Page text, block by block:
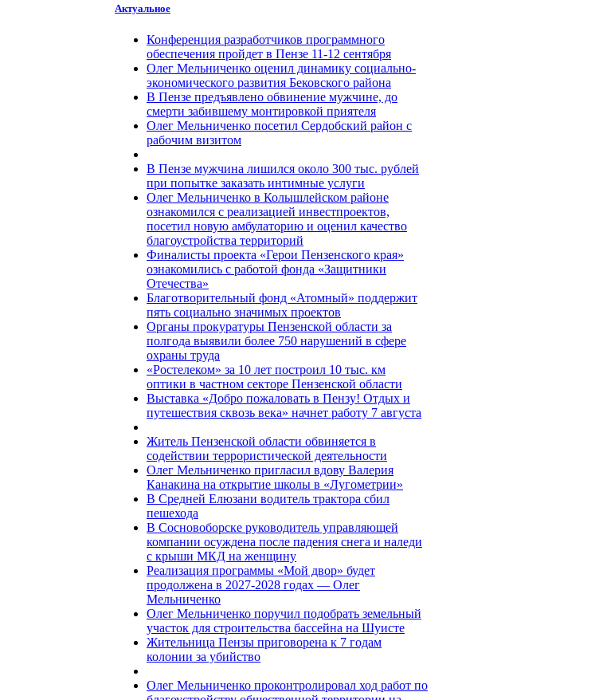
Актуальное
Конференция разработчиков программного
обеспечения пройдет в Пензе 11-12 сентября
Олег Мельниченко оценил динамику социально-
экономического развития Бековского района
В Пензе предъявлено обвинение мужчине, до
смерти забившему монтировкой приятеля
Олег Мельниченко посетил Сердобский район с
рабочим визитом
В Пензе мужчина лишился около 300 тыс. рублей
при попытке заказать интимные услуги
Олег Мельниченко в Колышлейском районе
ознакомился с реализацией инвестпроектов,
посетил новую амбулаторию и оценил качество
благоустройства территорий
Финалисты проекта «Герои Пензенского края»
ознакомились с работой фонда «Защитники
Отечества»
Благотворительный фонд «Атомный» поддержит
пять социально значимых проектов
Органы прокуратуры Пензенской области за
полгода выявили более 750 нарушений в сфере
охраны труда
«Ростелеком» за 10 лет построил 10 тыс. км
оптики в частном секторе Пензенской области
Выставка «Добро пожаловать в Пензу! Отдых и
путешествия сквозь века» начнет работу 7 августа
Житель Пензенской области обвиняется в
содействии террористической деятельности
Олег Мельниченко пригласил вдову Валерия
Канакина на открытие школы в «Лугометрии»
В Средней Елюзани водитель трактора сбил
пешехода
В Сосновоборске руководитель управляющей
компании осуждена после падения снега и наледи
с крыши МКД на женщину
Реализация программы «Мой двор» будет
продолжена в 2027-2028 годах — Олег
Мельниченко
Олег Мельниченко поручил подобрать земельный
участок для строительства бассейна на Шуисте
Жительница Пензы приговорена к 7 годам
колонии за убийство
Олег Мельниченко проконтролировал ход работ по